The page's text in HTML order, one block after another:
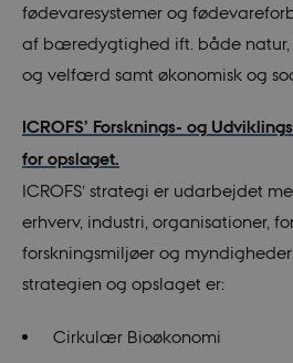
fødevaresystemer og
af bæredygtighed ift. både natur,
og velfærd samt økonomisk og
ICROFS’ Forsknings- og
for opslaget.
ICROFS’ strategi er udarbejdet
erhverv, industri, organisationer,
forskningsmiljøer og
strategien og opslaget er:
Cirkulær Bioøkonomi